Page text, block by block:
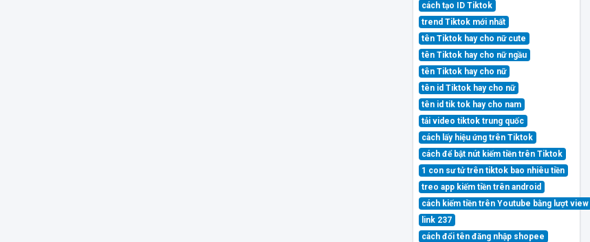
cách tạo ID Tiktok
trend Tiktok mới nhất
tên Tiktok hay cho nữ cute
tên Tiktok hay cho nữ ngầu
tên Tiktok hay cho nữ
tên id Tiktok hay cho nữ
tên id tik tok hay cho nam
tải video tiktok trung quốc
cách lấy hiệu ứng trên Tiktok
cách để bật nút kiếm tiền trên Tiktok
1 con sư tử trên tiktok bao nhiêu tiền
treo app kiếm tiền trên android
cách kiếm tiền trên Youtube bằng lượt view
link 237
cách đổi tên đăng nhập shopee